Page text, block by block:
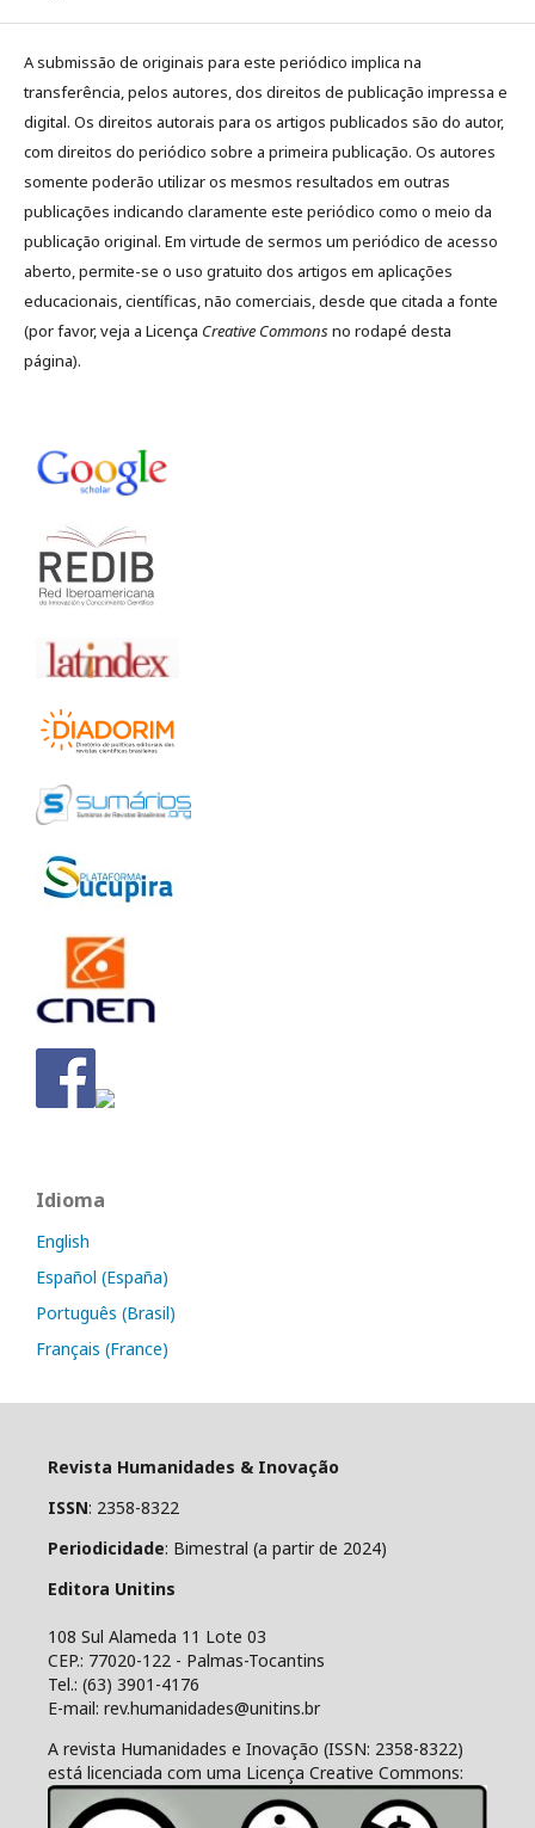
A submissão de originais para este periódico implica na
transferência, pelos autores, dos direitos de publicação impressa e
digital. Os direitos autorais para os artigos publicados são do autor,
com direitos do periódico sobre a primeira publicação. Os autores
somente poderão utilizar os mesmos resultados em outras
publicações indicando claramente este periódico como o meio da
publicação original. Em virtude de sermos um periódico de acesso
aberto, permite-se o uso gratuito dos artigos em aplicações
educacionais, científicas, não comerciais, desde que citada a fonte
(por favor, veja a Licença Creative Commonsno rodapé desta
página).
Idioma
English
Español (España)
Português (Brasil)
Français (France)
Revista Humanidades & Inovação
ISSN: 2358-8322
Periodicidade: Bimestral (a partir de 2024)
Editora Unitins
108 Sul Alameda 11 Lote 03
CEP.: 77020-122 - Palmas-Tocantins
Tel.: (63) 3901-4176
E-mail: rev.humanidades@unitins.br
A revista Humanidades e Inovação (ISSN: 2358-8322)
está licenciada com uma Licença Creative Commons: